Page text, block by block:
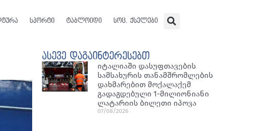
სპორტი ტაბლოიდი სოც. ქსელები
ასევე დაგაინტერესებთ
იტალიაში დასუფთავების
სამსახურის თანამშრომლების
დახმარებით მოქალაქემ
გადაგდებული 1-მილიონიანი
ლატარიის ბილეთი იპოვა
07/08/2026